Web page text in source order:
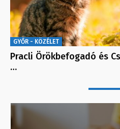
GYŐR - KÖZÉLET
Pracli Örökbefogadó és
…